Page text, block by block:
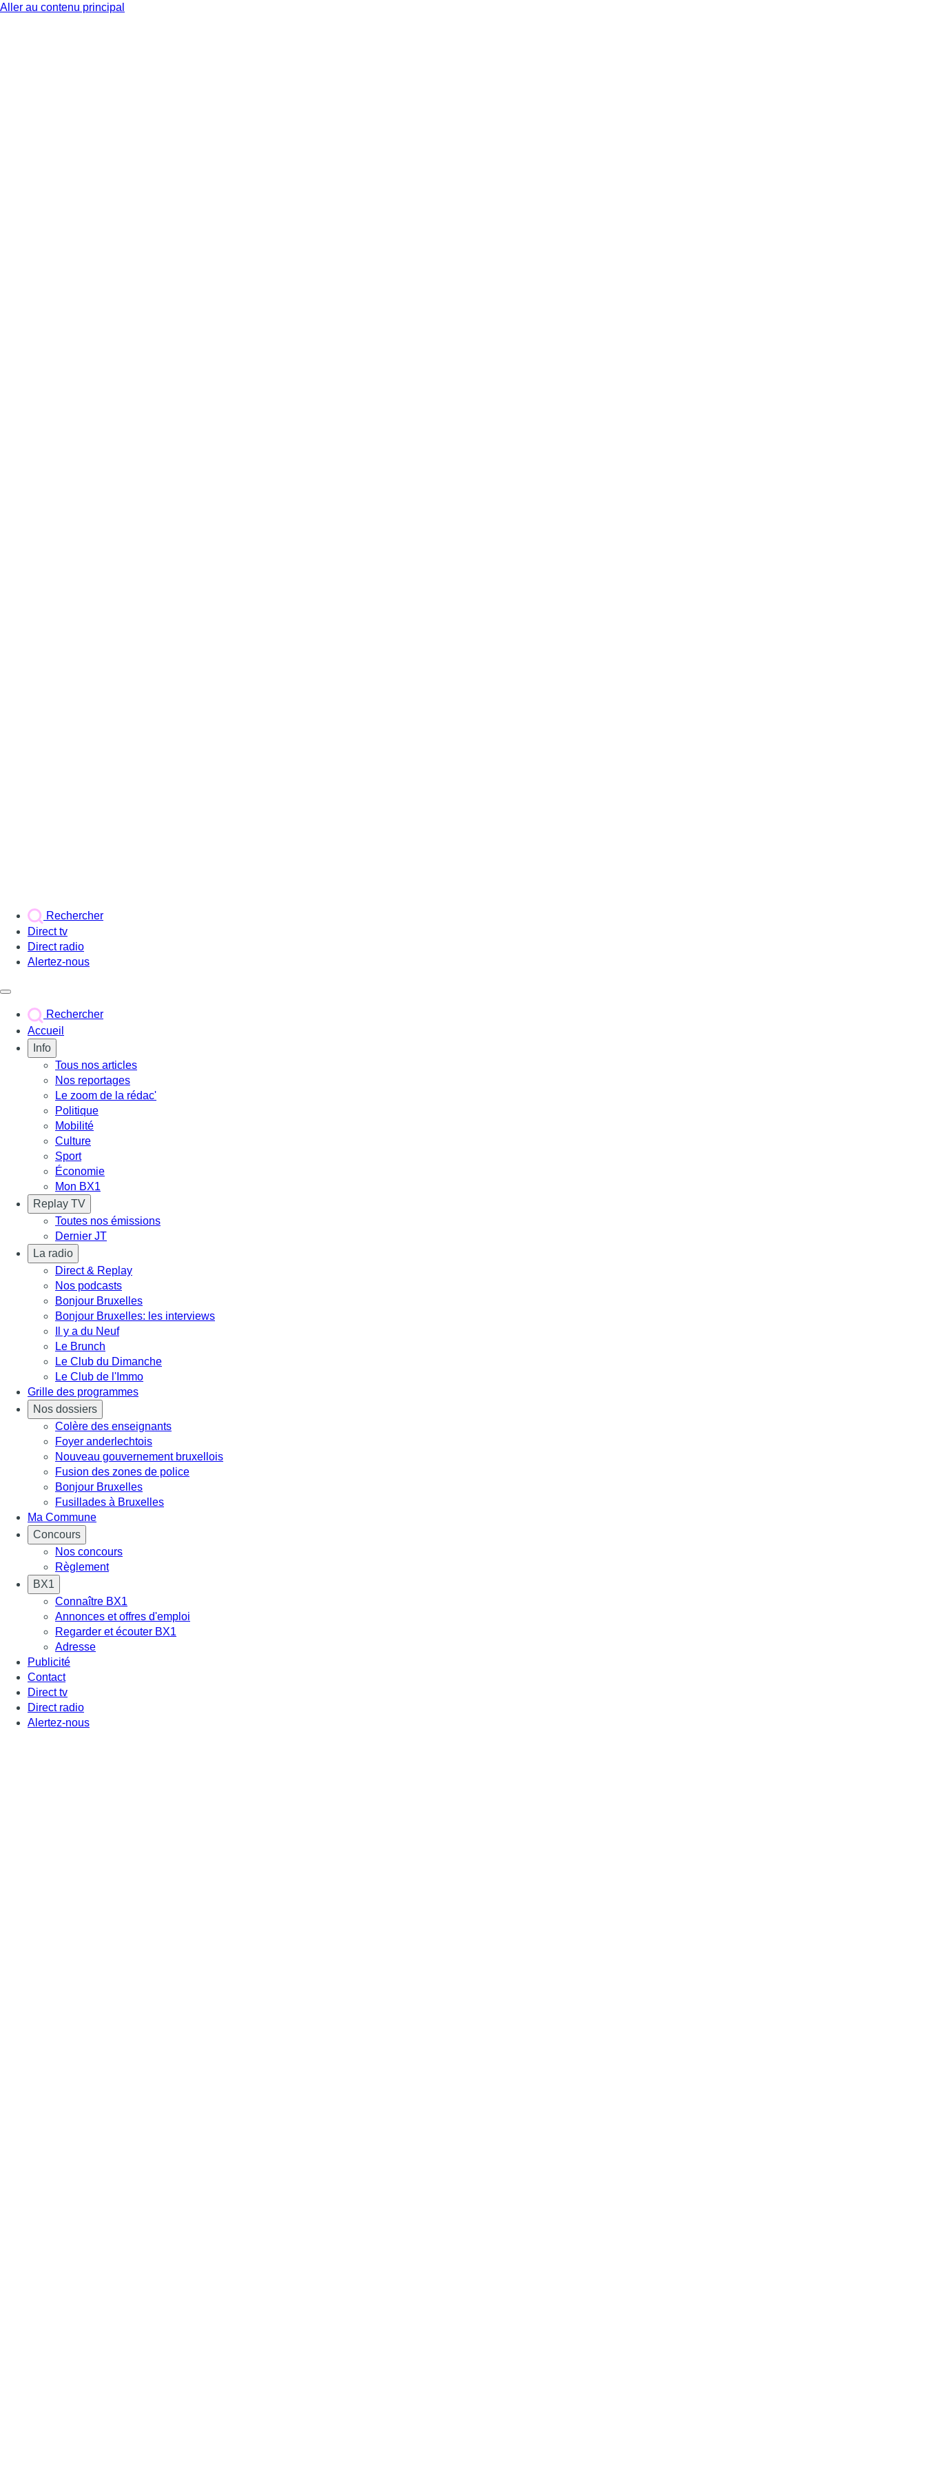
Aller au contenu principal
Rechercher
Direct tv
Direct radio
Alertez-nous
Rechercher
Accueil
Info
Tous nos articles
Nos reportages
Le zoom de la rédac'
Politique
Mobilité
Culture
Sport
Économie
Mon BX1
Replay TV
Toutes nos émissions
Dernier JT
La radio
Direct & Replay
Nos podcasts
Bonjour Bruxelles
Bonjour Bruxelles: les interviews
Il y a du Neuf
Le Brunch
Le Club du Dimanche
Le Club de l'Immo
Grille des programmes
Nos dossiers
Colère des enseignants
Foyer anderlechtois
Nouveau gouvernement bruxellois
Fusion des zones de police
Bonjour Bruxelles
Fusillades à Bruxelles
Ma Commune
Concours
Nos concours
Règlement
BX1
Connaître BX1
Annonces et offres d'emploi
Regarder et écouter BX1
Adresse
Publicité
Contact
Direct tv
Direct radio
Alertez-nous